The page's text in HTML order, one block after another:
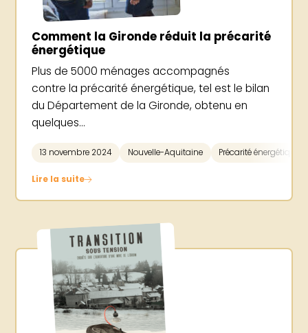
Comment la Gironde réduit la précarité
énergétique
Plus de 5000 ménages accompagnés
contre la précarité énergétique, tel est le bilan
du Département de la Gironde, obtenu en
quelques...
13 novembre 2024 Nouvelle-Aquitaine Précarité énergétique
Lire la suite